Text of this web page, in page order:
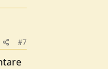
#7